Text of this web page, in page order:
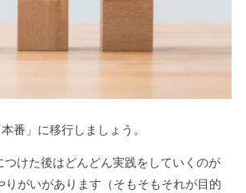
番」に移行しましょう。
つけた後はどんどん実践をしていくのが
がいがあります（そもそもそれが目的